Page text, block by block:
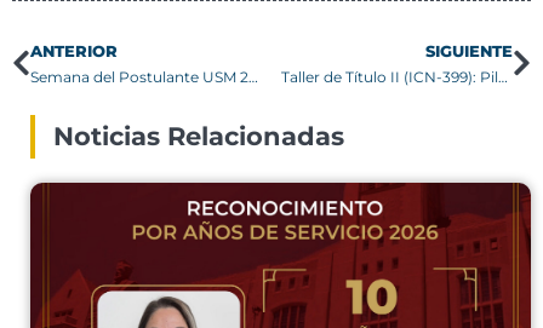
ANTERIOR
Semana del Postulante USM 2026
SIGUIENTE
Taller de Título II (ICN-399): Piloto Campus Casa Central Valparaíso, 1° Semestre 2026
Noticias Relacionadas